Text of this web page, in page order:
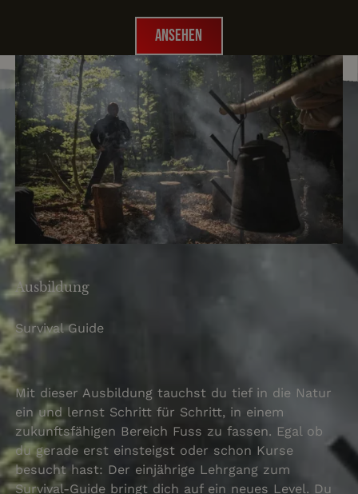
Ansehen
Ausbildung
Survival Guide
Mit dieser Ausbildung tauchst du tief in die Natur
ein und lernst Schritt für Schritt, in einem
zukunftsfähigen Bereich Fuss zu fassen. Egal ob
du gerade erst einsteigst oder schon Kurse
besucht hast: Der einjährige Lehrgang zum
Survival-Guide bringt dich auf ein neues Level. Du